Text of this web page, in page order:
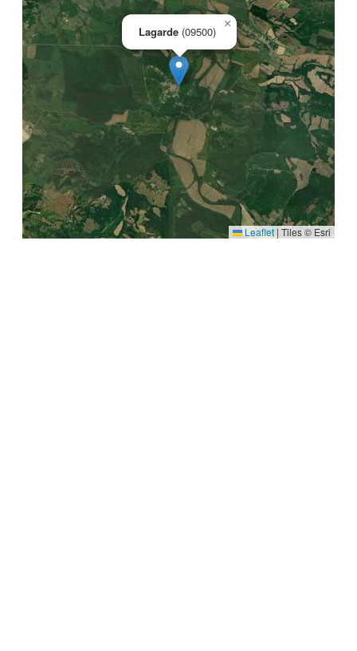
Lagarde (09500)
×
Leaflet | Tiles © Esri